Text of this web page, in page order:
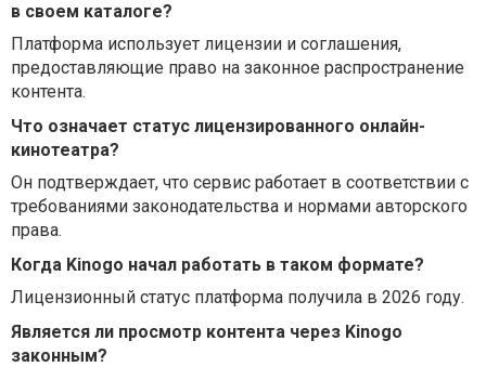
в своем каталоге?
Платформа использует лицензии и соглашения,
предоставляющие право на законное распространение
контента.
Что означает статус лицензированного онлайн-
кинотеатра?
Он подтверждает, что сервис работает в соответствии с
требованиями законодательства и нормами авторского
права.
Когда Kinogo начал работать в таком формате?
Лицензионный статус платформа получила в 2026 году.
Является ли просмотр контента через Kinogo
законным?